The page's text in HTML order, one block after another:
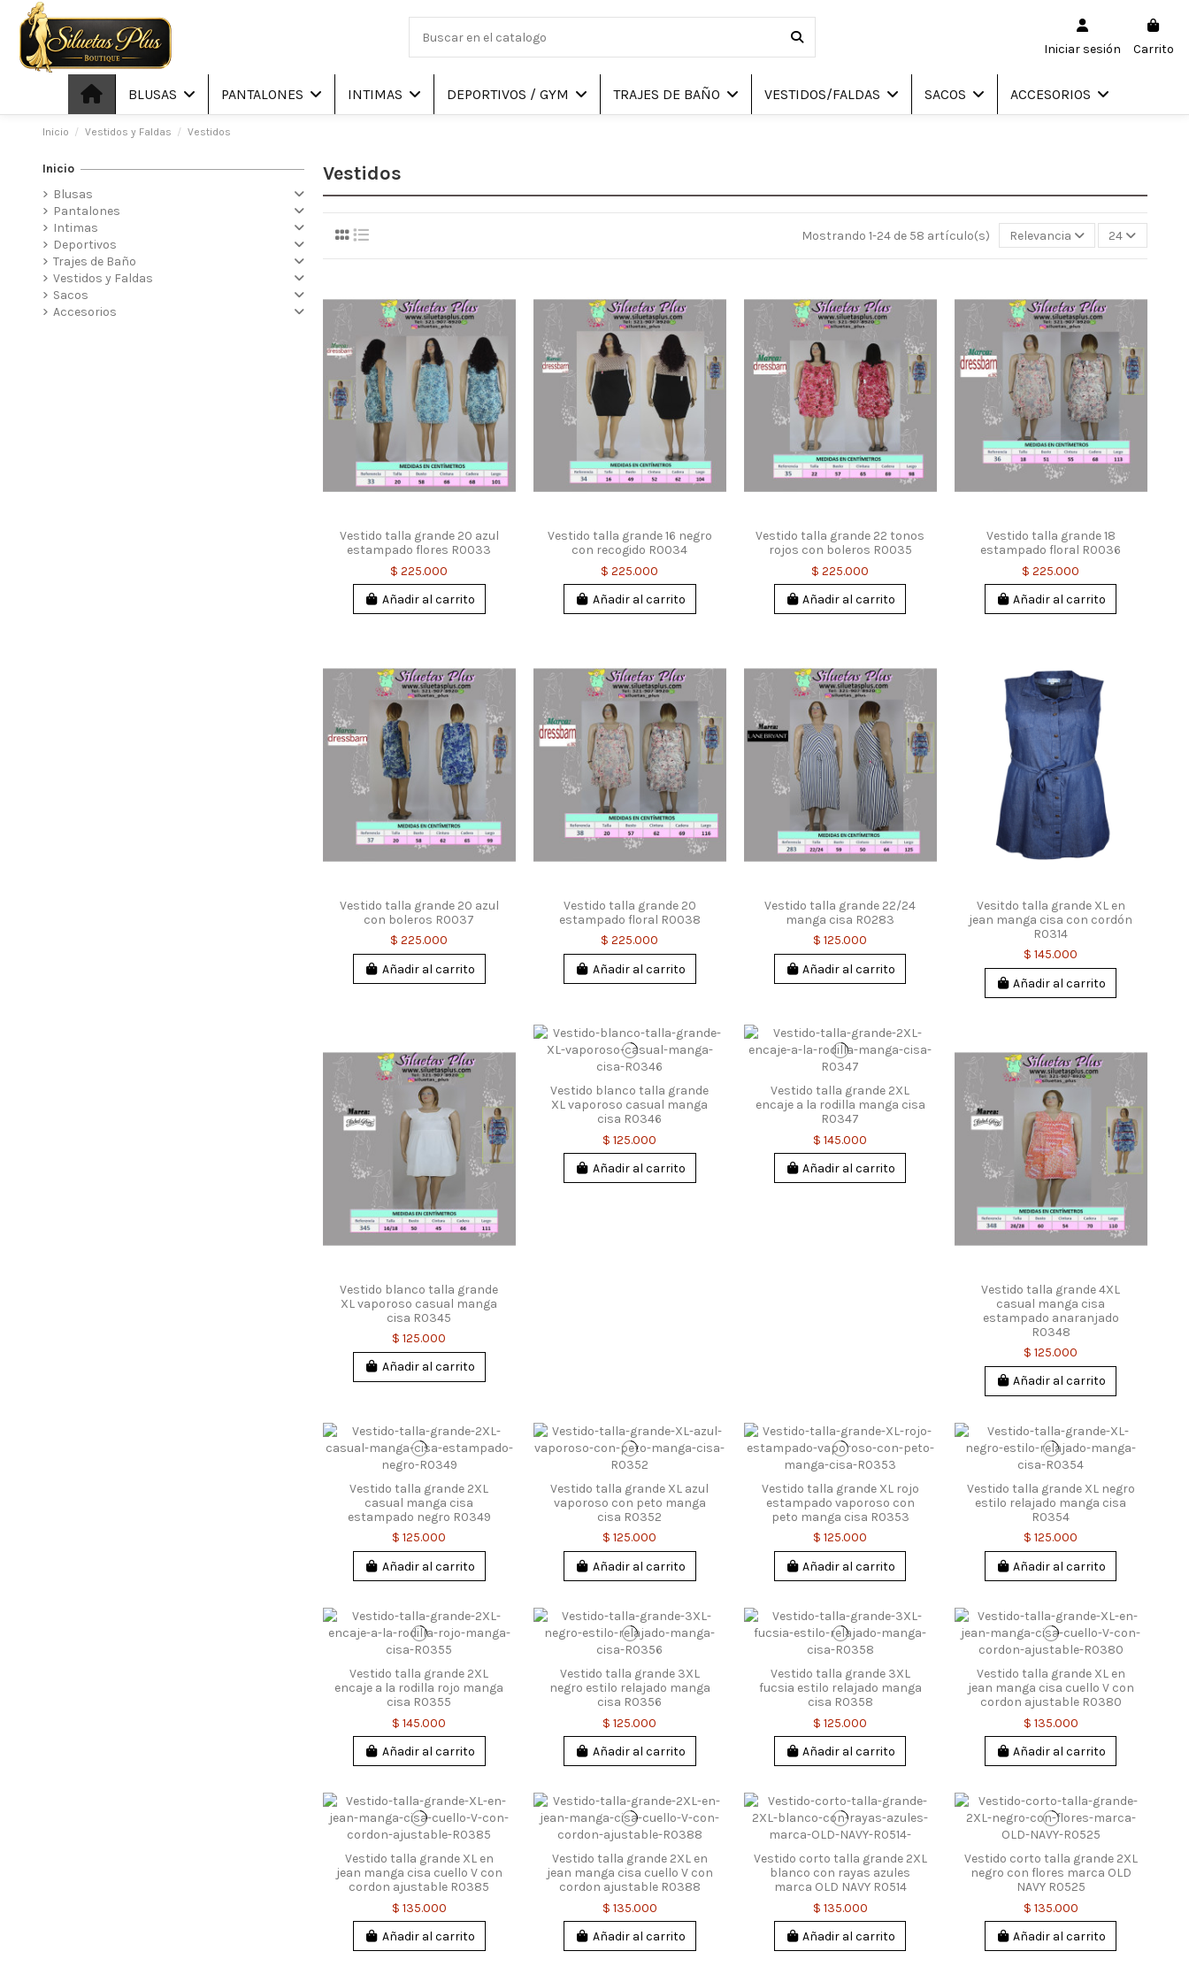
Iniciar sesión Carrito
BLUSAS PANTALONES INTIMAS DEPORTIVOS / GYM TRAJES DE BAÑO VESTIDOS/FALDAS SACOS ACCESORIOS
Inicio Vestidos y Faldas Vestidos
Vestidos
Mostrando 1-24 de 58 artículo(s) Relevancia 24
Vestido talla grande 20 azul
estampado flores R0033
$ 225.000
Añadir al carrito
Vestido talla grande 16 negro
con recogido R0034
$ 225.000
Añadir al carrito
Vestido talla grande 22 tonos
rojos con boleros R0035
$ 225.000
Añadir al carrito
Vestido talla grande 18
estampado floral R0036
$ 225.000
Añadir al carrito
Vestido talla grande 20 azul
con boleros R0037
$ 225.000
Añadir al carrito
Vestido talla grande 20
estampado floral R0038
$ 225.000
Añadir al carrito
Vestido talla grande 22/24
manga cisa R0283
$ 125.000
Añadir al carrito
Vesitdo talla grande XL en
jean manga cisa con cordón
R0314
$ 145.000
Añadir al carrito
Vestido blanco talla grande
XL vaporoso casual manga
cisa R0345
$ 125.000
Añadir al carrito
Vestido blanco talla grande
XL vaporoso casual manga
cisa R0346
$ 125.000
Añadir al carrito
Vestido talla grande 2XL
encaje a la rodilla manga cisa
R0347
$ 145.000
Añadir al carrito
Vestido talla grande 4XL
casual manga cisa
estampado anaranjado
R0348
$ 125.000
Añadir al carrito
Vestido talla grande 2XL
casual manga cisa
estampado negro R0349
$ 125.000
Añadir al carrito
Vestido talla grande XL azul
vaporoso con peto manga
cisa R0352
$ 125.000
Añadir al carrito
Vestido talla grande XL rojo
estampado vaporoso con
peto manga cisa R0353
$ 125.000
Añadir al carrito
Vestido talla grande XL negro
estilo relajado manga cisa
R0354
$ 125.000
Añadir al carrito
Vestido talla grande 2XL
encaje a la rodilla rojo manga
cisa R0355
$ 145.000
Añadir al carrito
Vestido talla grande 3XL
negro estilo relajado manga
cisa R0356
$ 125.000
Añadir al carrito
Vestido talla grande 3XL
fucsia estilo relajado manga
cisa R0358
$ 125.000
Añadir al carrito
Vestido talla grande XL en
jean manga cisa cuello V con
cordon ajustable R0380
$ 135.000
Añadir al carrito
Vestido talla grande XL en
jean manga cisa cuello V con
cordon ajustable R0385
$ 135.000
Añadir al carrito
Vestido talla grande 2XL en
jean manga cisa cuello V con
cordon ajustable R0388
$ 135.000
Añadir al carrito
Vestido corto talla grande 2XL
blanco con rayas azules
marca OLD NAVY R0514
$ 135.000
Añadir al carrito
Vestido corto talla grande 2XL
negro con flores marca OLD
NAVY R0525
$ 135.000
Añadir al carrito
Inicio
Blusas
Pantalones
Intimas
Deportivos
Trajes de Baño
Vestidos y Faldas
Sacos
Accesorios